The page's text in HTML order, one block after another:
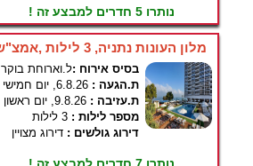
נותרו 5 חדרים למבצע זה !
מלון העונות נתניה, 3 לילות ,אמצ"ש
בסיס אירוח :ל.וארוחת בוקר
ת.הגעה : 6.8.26, יום חמישי
ת.עזיבה : 9.8.26, יום ראשון
מספר לילות : 3 לילות
דירוג גולשים : דירוג מצויין